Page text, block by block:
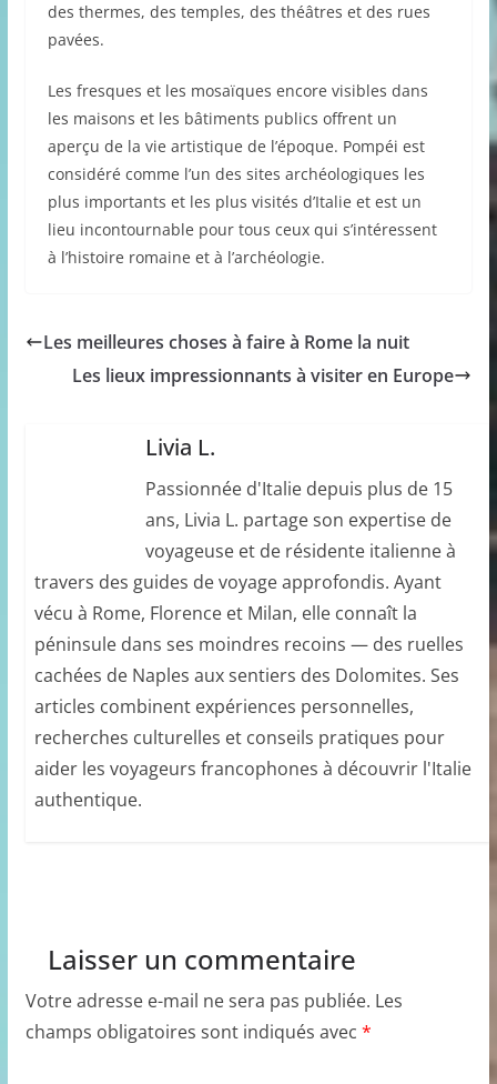
des thermes, des temples, des théâtres et des rues
pavées.
Les fresques et les mosaïques encore visibles dans
les maisons et les bâtiments publics offrent un
aperçu de la vie artistique de l’époque. Pompéi est
considéré comme l’un des sites archéologiques les
plus importants et les plus visités d’Italie et est un
lieu incontournable pour tous ceux qui s’intéressent
à l’histoire romaine et à l’archéologie.
Les meilleures choses à faire à Rome la nuit
Les lieux impressionnants à visiter en Europe
Livia L.
Passionnée d'Italie depuis plus de 15
ans, Livia L. partage son expertise de
voyageuse et de résidente italienne à
travers des guides de voyage approfondis. Ayant
vécu à Rome, Florence et Milan, elle connaît la
péninsule dans ses moindres recoins — des ruelles
cachées de Naples aux sentiers des Dolomites. Ses
articles combinent expériences personnelles,
recherches culturelles et conseils pratiques pour
aider les voyageurs francophones à découvrir l'Italie
authentique.
Laisser un commentaire
Votre adresse e-mail ne sera pas publiée. Les
champs obligatoires sont indiqués avec *